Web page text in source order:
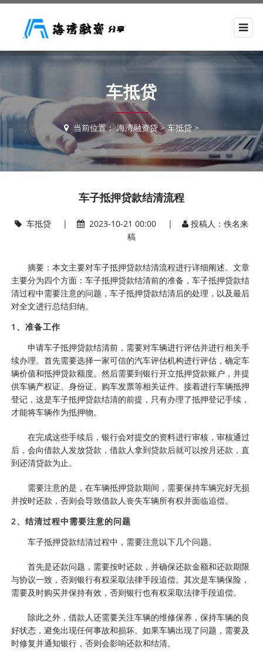
车抵贷
当前位置：海湾融资贷>车抵贷>
车子抵押贷款结清流程
车抵贷| 2023-10-21 00:00 |
投稿人：佚名来
稿
摘要：本文主要对车子抵押贷款结清流程进行详细阐述。文章
主要分为四个方面：车子抵押贷款结清前的准备，车子抵押贷款结
清过程中需要注意的问题，车子抵押贷款结清后的处理，以及最后
对全文进行总结归纳。
1、准备工作
申请车子抵押贷款结清前，需要对车辆进行评估并进行相关手
续办理。首先需要选择一家可信的汽车评估机构进行评估，确定车
辆价值和抵押贷款额度。然后需要到银行开立抵押贷款账户，并提
供车辆产权证、身份证、购车发票等相关证件。接着进行车辆抵押
登记，这是车子抵押贷款结清的前提，只有办理了抵押登记手续，
才能将车辆作为抵押物。
在完成这些手续后，银行会对提交的资料进行审核，审核通过
后，会向借款人发放贷款，借款人拿到贷款后就可以按月还款，直
到还清贷款为止。
需要注意的是，在车辆抵押贷款期间，需要保持车辆完好无损
并按时还款，否则会导致借款人丧失车辆所有权并面临追偿。
2、结清过程中需要注意的问题
车子抵押贷款结清过程中，需要注意以下几个问题。
首先是还款问题，需要按时还款，并确保还款金额和还款期限
与协议一致，否则银行有权采取法律手段追偿。其次是车辆保险，
需要及时购买并保持有效，否则银行也有权采取法律手段追偿。
除此之外，借款人还需要关注车辆的维修保养，保持车辆的良
好状态，避免出现任何事故和损坏。如果车辆出现了问题，需要及
时修复并通知银行，否则会影响还款和结清。